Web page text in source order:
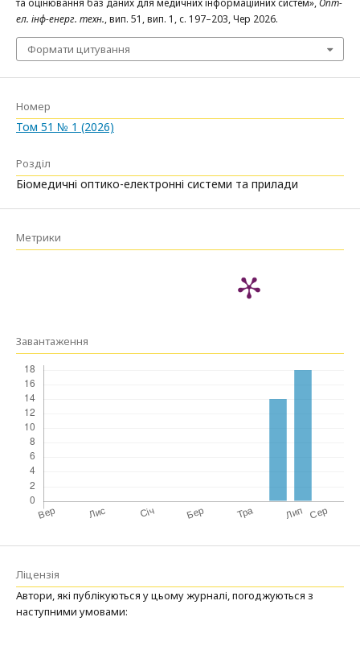
та оцінювання баз даних для медичних інформаційних систем»,Опт-
ел. інф-енерг. техн., вип. 51, вип. 1, с. 197–203, Чер 2026.
Формати цитування
Номер
Том 51 № 1 (2026)
Розділ
Біомедичні оптико-електронні системи та прилади
Метрики
Завантаження
Ліцензія
Автори, які публікуються у цьому журналі, погоджуються з
наступними умовами: